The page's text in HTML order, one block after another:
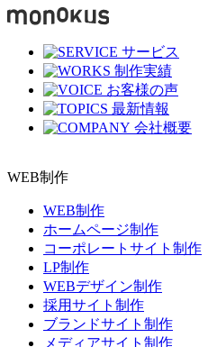
サービス
制作実績
お客様の声
最新情報
会社概要
WEB制作
WEB制作
ホームページ制作
コーポレートサイト制作
LP制作
WEBデザイン制作
採用サイト制作
ブランドサイト制作
メディアサイト制作